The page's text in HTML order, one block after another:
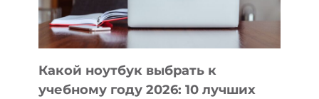
БЕЗ
СЛОЖНОГО
КОДА
Какой ноутбук выбрать к
учебному году 2026: 10 лучших